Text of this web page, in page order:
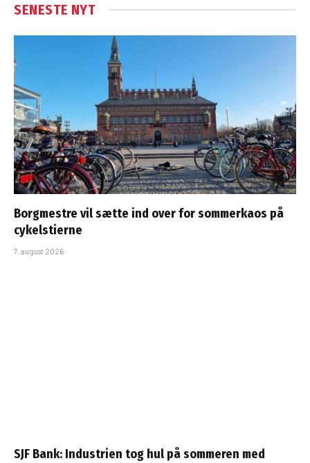
SENESTE NYT
Borgmestre vil sætte ind over for sommerkaos på
cykelstierne
7. august 2026
SJF Bank: Industrien tog hul på sommeren med